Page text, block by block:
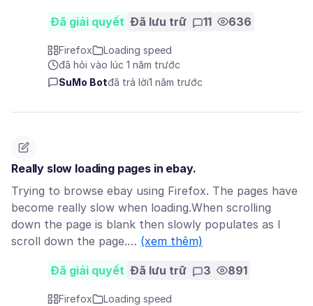
Đã giải quyết Đã lưu trữ 11 636
Firefox
Loading speed
đã hỏi vào lúc 1 năm trước
SuMo Botđã trả lời1 năm trước
Really slow loading pages in ebay.
Trying to browse ebay using Firefox. The pages have
become really slow when loading.When scrolling
down the page is blank then slowly populates as I
scroll down the page.… (xem thêm)
Đã giải quyết Đã lưu trữ 3 891
Firefox
Loading speed